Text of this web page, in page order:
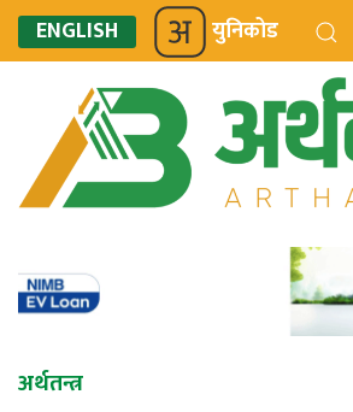
ENGLISH युनिकोड
अर्थतन्त्र